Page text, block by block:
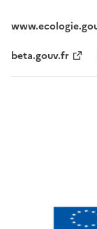
beta.gouv.fr